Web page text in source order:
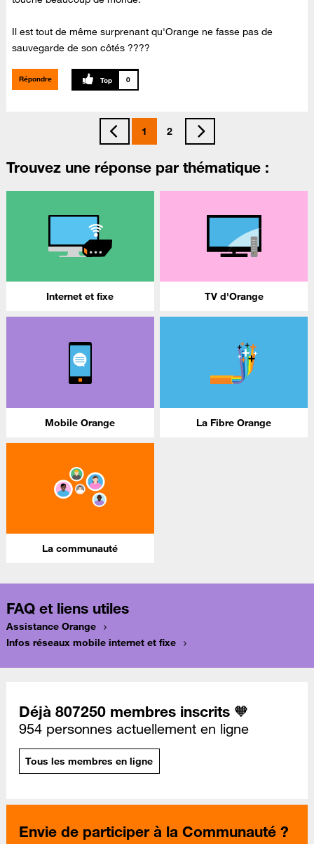
Il est tout de même surprenant qu'Orange ne fasse pas de
sauvegarde de son côtés ????
Répondre 0
1 2
Trouvez une réponse par thématique :
Internet et fixe TV d'Orange
Mobile Orange La Fibre Orange
La communauté
FAQ et liens utiles
Assistance Orange
Infos réseaux mobile internet et fixe
Déjà 807250 membres inscrits 🧡
954 personnes actuellement en ligne
Tous les membres en ligne
Envie de participer à la Communauté ?